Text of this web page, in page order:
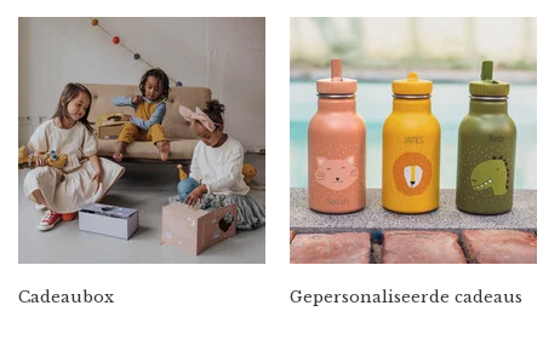
Cadeaubox Gepersonaliseerde cadeaus